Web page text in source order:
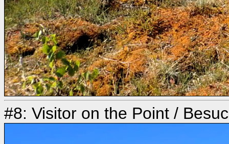
#8: Visitor on the Point /